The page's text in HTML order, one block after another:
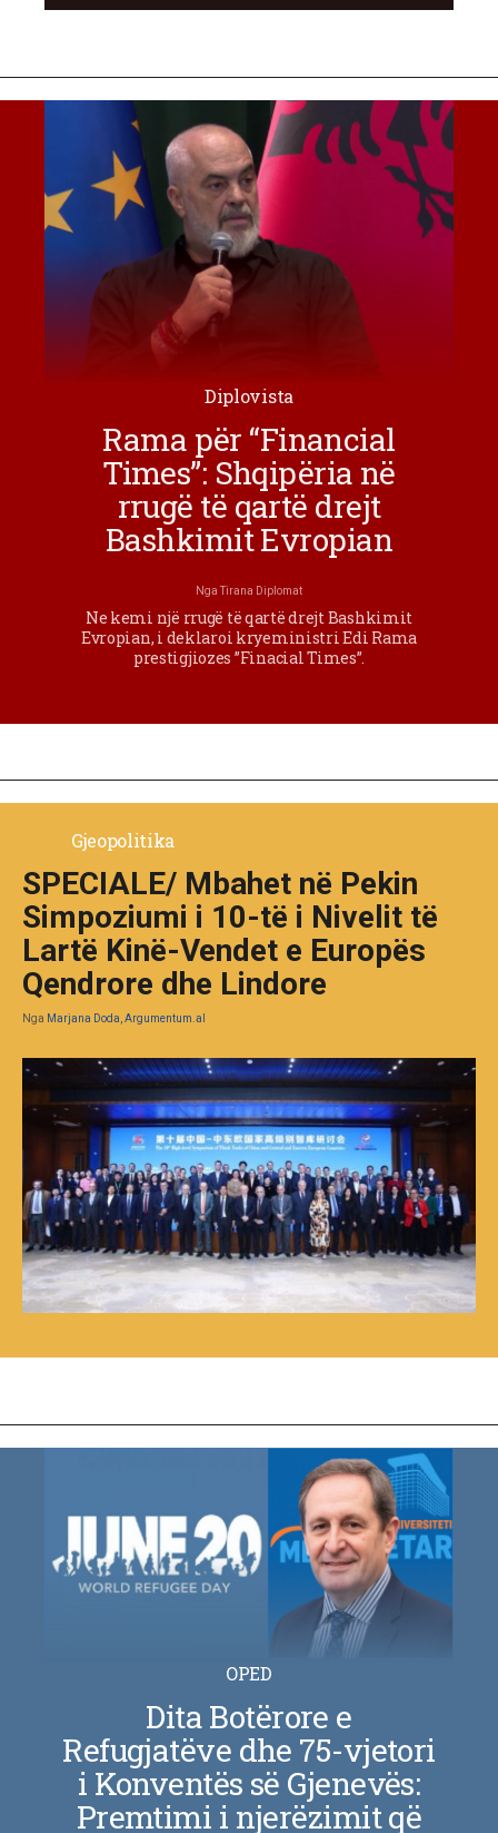
Diplovista
Rama për “Financial
Times”: Shqipëria në
rrugë të qartë drejt
Bashkimit Evropian
NgaTirana Diplomat
Ne kemi një rrugë të qartë drejt Bashkimit
Evropian, i deklaroi kryeministri Edi Rama
prestigjiozes ”Finacial Times”.
Gjeopolitika
SPECIALE/ Mbahet në Pekin
Simpoziumi i 10-të i Nivelit të
Lartë Kinë-Vendet e Europës
Qendrore dhe Lindore
Nga Marjana Doda, Argumentum.al
OPED
Dita Botërore e
Refugjatëve dhe 75-vjetori
i Konventës së Gjenevës:
Premtimi i njerëzimit që